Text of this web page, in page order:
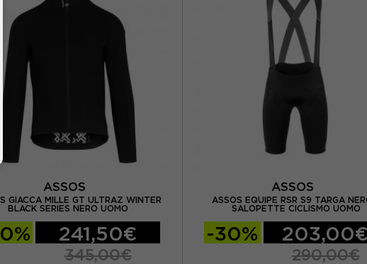
ASSOS
GIACCA MILLE GT ULTRAZ WINTER
BLACK SERIES NERO UOMO
241,50€
345,00€
ASSOS
ASSOS EQUIPE RSR S9 TARGA
SALOPETTE CICLISMO UOMO
-30% 203,00€
290,00€